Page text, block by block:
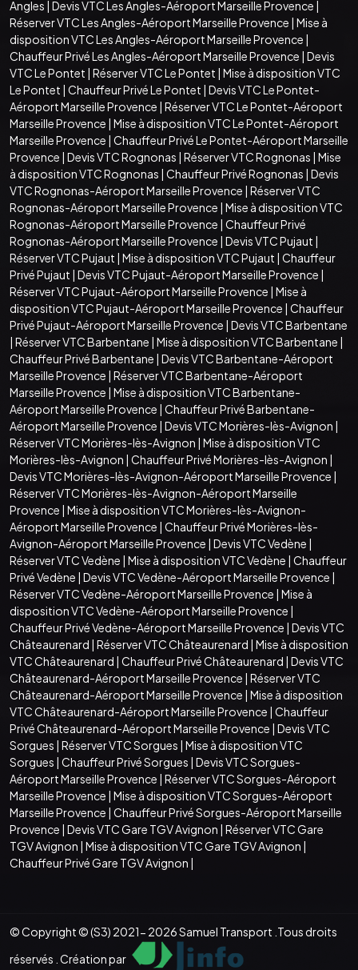
Angles | Devis VTC Les Angles-Aéroport Marseille Provence |
Réserver VTC Les Angles-Aéroport Marseille Provence | Mise à
disposition VTC Les Angles-Aéroport Marseille Provence |
Chauffeur Privé Les Angles-Aéroport Marseille Provence | Devis
VTC Le Pontet | Réserver VTC Le Pontet | Mise à disposition VTC
Le Pontet | Chauffeur Privé Le Pontet | Devis VTC Le Pontet-
Aéroport Marseille Provence | Réserver VTC Le Pontet-Aéroport
Marseille Provence | Mise à disposition VTC Le Pontet-Aéroport
Marseille Provence | Chauffeur Privé Le Pontet-Aéroport Marseille
Provence | Devis VTC Rognonas | Réserver VTC Rognonas | Mise
à disposition VTC Rognonas | Chauffeur Privé Rognonas | Devis
VTC Rognonas-Aéroport Marseille Provence | Réserver VTC
Rognonas-Aéroport Marseille Provence | Mise à disposition VTC
Rognonas-Aéroport Marseille Provence | Chauffeur Privé
Rognonas-Aéroport Marseille Provence | Devis VTC Pujaut |
Réserver VTC Pujaut | Mise à disposition VTC Pujaut | Chauffeur
Privé Pujaut | Devis VTC Pujaut-Aéroport Marseille Provence |
Réserver VTC Pujaut-Aéroport Marseille Provence | Mise à
disposition VTC Pujaut-Aéroport Marseille Provence | Chauffeur
Privé Pujaut-Aéroport Marseille Provence | Devis VTC Barbentane
| Réserver VTC Barbentane | Mise à disposition VTC Barbentane |
Chauffeur Privé Barbentane | Devis VTC Barbentane-Aéroport
Marseille Provence | Réserver VTC Barbentane-Aéroport
Marseille Provence | Mise à disposition VTC Barbentane-
Aéroport Marseille Provence | Chauffeur Privé Barbentane-
Aéroport Marseille Provence | Devis VTC Morières-lès-Avignon |
Réserver VTC Morières-lès-Avignon | Mise à disposition VTC
Morières-lès-Avignon | Chauffeur Privé Morières-lès-Avignon |
Devis VTC Morières-lès-Avignon-Aéroport Marseille Provence |
Réserver VTC Morières-lès-Avignon-Aéroport Marseille
Provence | Mise à disposition VTC Morières-lès-Avignon-
Aéroport Marseille Provence | Chauffeur Privé Morières-lès-
Avignon-Aéroport Marseille Provence | Devis VTC Vedène |
Réserver VTC Vedène | Mise à disposition VTC Vedène | Chauffeur
Privé Vedène | Devis VTC Vedène-Aéroport Marseille Provence |
Réserver VTC Vedène-Aéroport Marseille Provence | Mise à
disposition VTC Vedène-Aéroport Marseille Provence |
Chauffeur Privé Vedène-Aéroport Marseille Provence | Devis VTC
Châteaurenard | Réserver VTC Châteaurenard | Mise à disposition
VTC Châteaurenard | Chauffeur Privé Châteaurenard | Devis VTC
Châteaurenard-Aéroport Marseille Provence | Réserver VTC
Châteaurenard-Aéroport Marseille Provence | Mise à disposition
VTC Châteaurenard-Aéroport Marseille Provence | Chauffeur
Privé Châteaurenard-Aéroport Marseille Provence | Devis VTC
Sorgues | Réserver VTC Sorgues | Mise à disposition VTC
Sorgues | Chauffeur Privé Sorgues | Devis VTC Sorgues-
Aéroport Marseille Provence | Réserver VTC Sorgues-Aéroport
Marseille Provence | Mise à disposition VTC Sorgues-Aéroport
Marseille Provence | Chauffeur Privé Sorgues-Aéroport Marseille
Provence | Devis VTC Gare TGV Avignon | Réserver VTC Gare
TGV Avignon | Mise à disposition VTC Gare TGV Avignon |
Chauffeur Privé Gare TGV Avignon |
© Copyright © (S3) 2021- 2026 Samuel Transport .Tous droits
réservés . Création par